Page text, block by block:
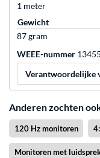
1 meter
Gewicht
87 gram
WEEE-nummer
Verantwoordelijke
Anderen zochten
120 Hz monitoren
Monitoren met